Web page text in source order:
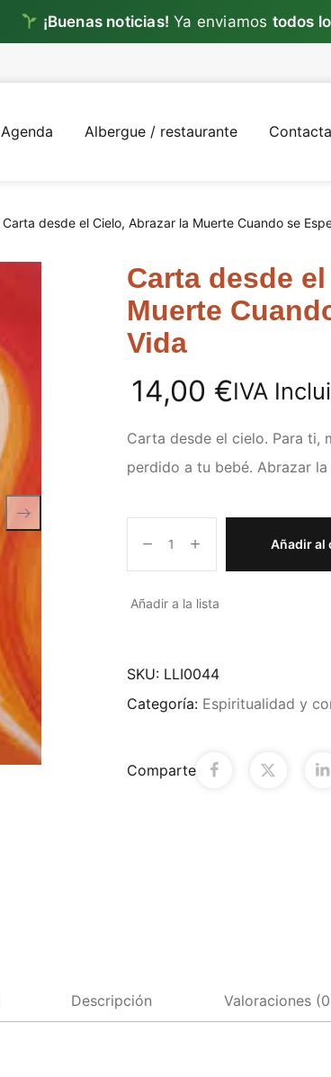
¡Buenas noticias!Ya enviamostodos los días
Agenda Albergue / restaurante Contacta
Carta desde el Cielo, Abrazar la Muerte Cuando se
Carta desde
Muerte
Vida
14,00 €IVA
Carta desde el cielo. Para ti,
perdido a tu bebé. Abrazar
Añadir al
Añadir a la lista
SKU: LLI0044
Categoría: Espiritualidad y
Comparte
Descripción Valoraciones